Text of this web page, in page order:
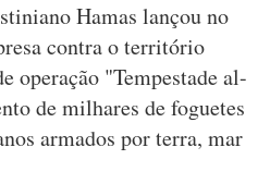
Hamas lançou no
contra o território
operação "Tempestade al-
de milhares de foguetes
armados por terra, mar